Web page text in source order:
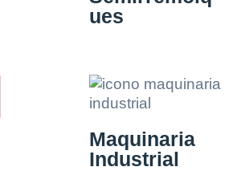
ues
Maquinaria
Industrial